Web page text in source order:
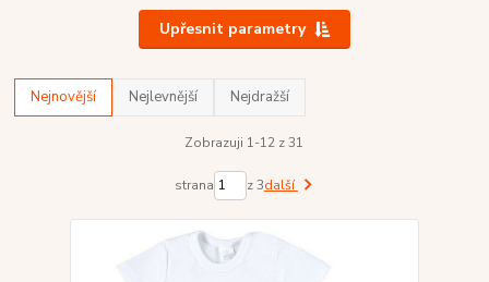
Upřesnit parametry
Nejnovější Nejlevnější Nejdražší
Zobrazuji 1-12 z 31
strana z 3další